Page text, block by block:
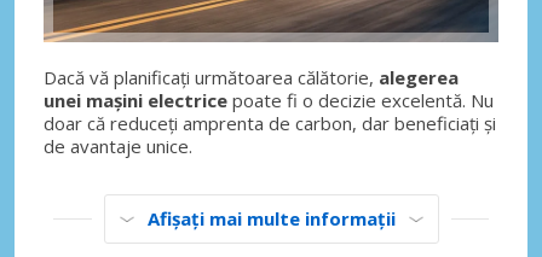
Dacă vă planificați următoarea călătorie, alegerea
unei mașini electrice poate fi o decizie excelentă. Nu
doar că reduceți amprenta de carbon, dar beneficiați și
de avantaje unice.
Afișați mai multe informații